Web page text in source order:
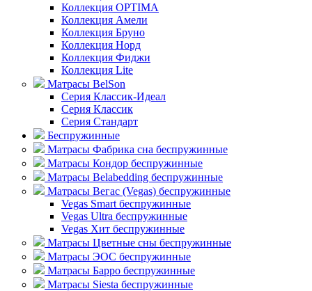
Коллекция OPTIMA
Коллекция Амели
Коллекция Бруно
Коллекция Норд
Коллекция Фиджи
Коллекция Lite
Матрасы BelSon
Серия Классик-Идеал
Серия Классик
Серия Стандарт
Беспружинные
Матрасы Фабрика сна беспружинные
Матрасы Кондор беспружинные
Матрасы Belabedding беспружинные
Матрасы Вегас (Vegas) беспружинные
Vegas Smart беспружинные
Vegas Ultra беспружинные
Vegas Хит беспружинные
Матрасы Цветные сны беспружинные
Матрасы ЭОС беспружинные
Матрасы Барро беспружинные
Матрасы Siesta беспружинные